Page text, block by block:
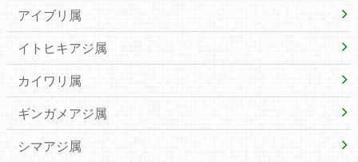
アイブリ属
イトヒキアジ属
カイワリ属
ギンガメアジ属
シマアジ属